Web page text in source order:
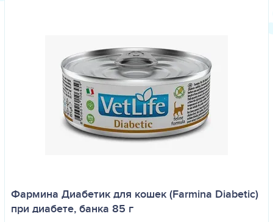
Фармина Диабетик для кошек (Farmina Diabetic)
при диабете, банка 85 г